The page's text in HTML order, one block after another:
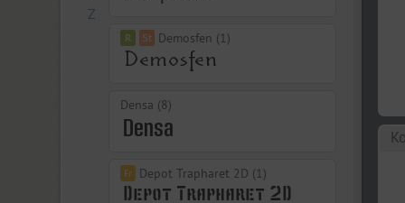
Z
Demosfen (1)
Densa (8)
Depot Trapharet 2D (1)